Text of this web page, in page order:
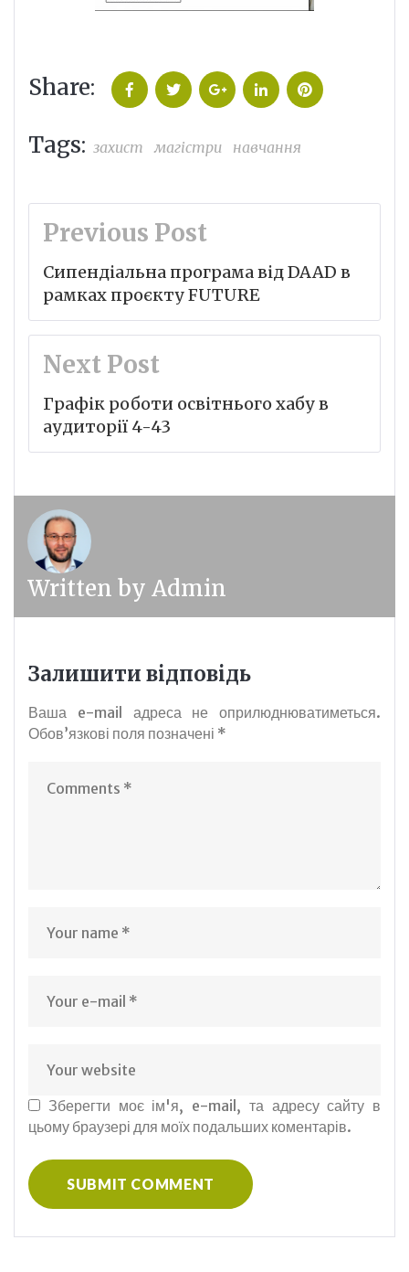
Share: Facebook Twitter Google+ LinkedIn Pinterest
Tags: захист магістри навчання
Навігація
записів
Previous Post
Сипендіальна програма від DAAD в
рамках проєкту FUTURE
Next Post
Графік роботи освітнього хабу в
аудиторії 4-43
Written by Admin
Залишити відповідь
Ваша e-mail адреса не оприлюднюватиметься.
Обов’язкові поля позначені *
Зберегти моє ім'я, e-mail, та адресу сайту в
цьому браузері для моїх подальших коментарів.